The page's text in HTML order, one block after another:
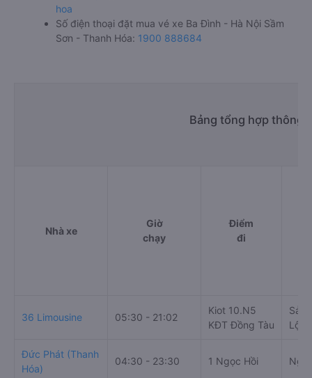
Văn phòng xe Đức Phát (Thanh Hóa) ở Ba Đình - Hà Nội:
Xem địa chỉ văn phòng nhà xe Đức Phát (Thanh
Hóa):
https://vexere.com/vi-VN/xe-duc-phat-thanh-
36 Limousine 05:30 - 21:02
Kiot 10.N5